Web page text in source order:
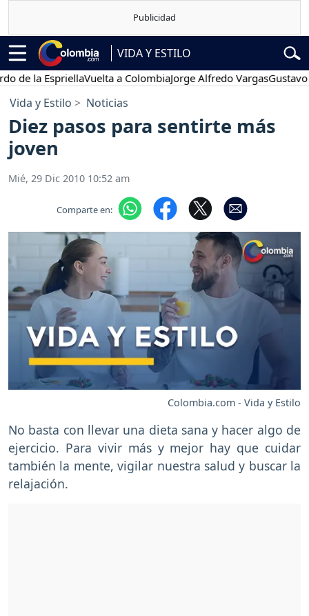
VIDA Y ESTILO
EspriellaVuelta a ColombiaJorge Alfredo VargasGustavo Petro
Vida y Estilo Noticias
Diez pasos para sentirte más
joven
Mié, 29 Dic 2010 10:52 am
Comparte en:
Colombia.com - Vida y Estilo
No basta con llevar una dieta sana y hacer algo de
ejercicio. Para vivir más y mejor hay que cuidar
también la mente, vigilar nuestra salud y buscar la
relajación.